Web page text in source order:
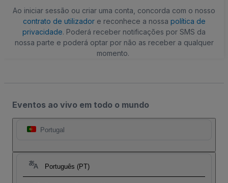
Ao iniciar sessão ou criar uma conta, concorda com o nosso
contrato de utilizadore reconhece a nossa política de
privacidade. Poderá receber notificações por SMS da
nossa parte e poderá optar por não as receber a qualquer
momento.
Eventos ao vivo em todo o mundo
Portugal
Português (PT)